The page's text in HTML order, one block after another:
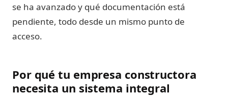
se ha avanzado y qué documentación está
pendiente, todo desde un mismo punto de
acceso.
Por qué tu empresa constructora
necesita un sistema integral